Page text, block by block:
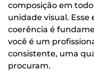
composição em
unidade visual.
coerência é
você é um
consistente, uma
procuram.